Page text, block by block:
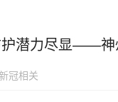
潜力尽显——神
冠相关